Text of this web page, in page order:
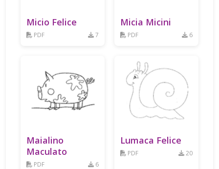
Micio Felice
PDF 7
Micia Micini
PDF 6
Maialino
Maculato
PDF 6
Lumaca Felice
PDF 20